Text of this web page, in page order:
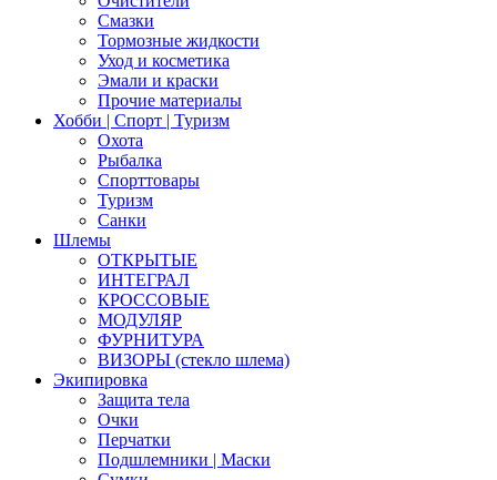
Смазки
Тормозные жидкости
Уход и косметика
Эмали и краски
Прочие материалы
Хобби | Cпорт | Туризм
Охота
Рыбалка
Спорттовары
Туризм
Санки
Шлемы
ОТКРЫТЫЕ
ИНТЕГРАЛ
КРОССОВЫЕ
МОДУЛЯР
ФУРНИТУРА
ВИЗОРЫ (стекло шлема)
Экипировка
Защита тела
Очки
Перчатки
Подшлемники | Маски